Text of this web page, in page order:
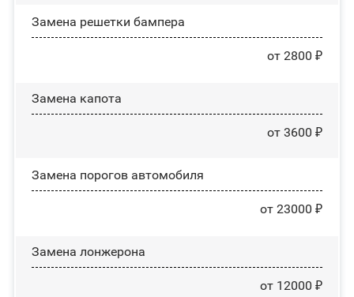
Замена решетки бампера
от 2800 ₽
Замена капота
от 3600 ₽
Замена порогов автомобиля
от 23000 ₽
Замена лонжерона
от 12000 ₽